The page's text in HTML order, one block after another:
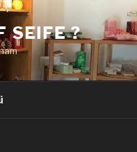
SEIFE ?